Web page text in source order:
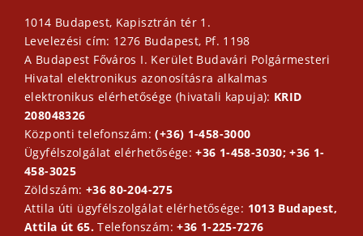
1014 Budapest, Kapisztrán tér 1.
Levelezési cím: 1276 Budapest, Pf. 1198
A Budapest Főváros I. Kerület Budavári Polgármesteri
Hivatal elektronikus azonosításra alkalmas
elektronikus elérhetősége (hivatali kapuja): KRID
208048326
Központi telefonszám:(+36) 1-458-3000
Ügyfélszolgálat elérhetősége:+36 1-458-3030; +36 1-
458-3025
Zöldszám: +36 80-204-275
Attila úti ügyfélszolgálat elérhetősége: 1013 Budapest,
Attila út 65.Telefonszám:+36 1-225-7276